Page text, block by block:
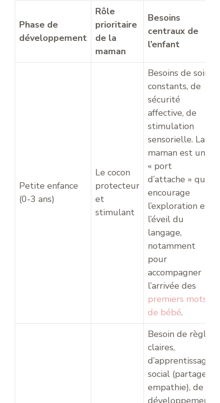
Phase de
développement
Rôle
prioritaire
de la
maman
Besoins
centraux de
l’enfant
Petite enfance
(0-3 ans)
Le cocon
protecteur
et
stimulant
Besoins de soins
constants, de
sécurité
affective, de
stimulation
sensorielle. La
maman est un
« port
d’attache » qui
encourage
l’exploration et
l’éveil du
langage,
notamment
pour
accompagner
l’arrivée des
premiers mots
de bébé.
Besoin de règles
claires,
d’apprentissage
social (partage,
empathie), de
développement